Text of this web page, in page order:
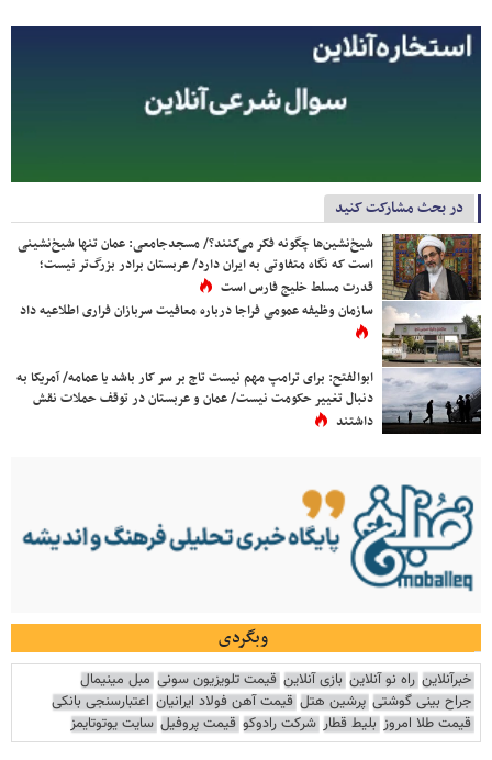
در بحث مشارکت کنید
شیخ‌نشین‌ها چگونه فکر می‌کنند؟/ مسجدجامعی: عمان تنها شیخ‌نشینی
است که نگاه متفاوتی به ایران دارد/ عربستان برادر بزرگ‌تر نیست؛
قدرت مسلط خلیج فارس است
سازمان وظیفه عمومی فراجا درباره معافیت سربازان فراری اطلاعیه داد
ابوالفتح: برای ترامپ مهم نیست تاج بر سر کار باشد یا عمامه/ آمریکا به
دنبال تغییر حکومت نیست/ عمان و عربستان در توقف حملات نقش
داشتند
وبگردی
خبرآنلاین راه نو آنلاین بازی آنلاین قیمت تلویزیون سونی مبل مینیمال
جراح بینی گوشتی پرشین هتل قیمت آهن فولاد ایرانیان اعتبارسنجی بانکی
قیمت طلا امروز بلیط قطار شرکت رادوکو قیمت پروفیل سایت یوتوتایمز